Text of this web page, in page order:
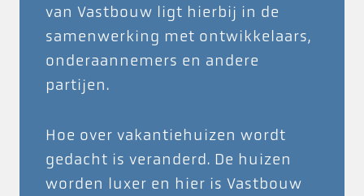
van Vastbouw ligt hierbij in de
samenwerking met ontwikkelaars,
onderaannemers en andere
partijen.
Hoe over vakantiehuizen wordt
gedacht is veranderd. De huizen
worden luxer en hier is Vastbouw